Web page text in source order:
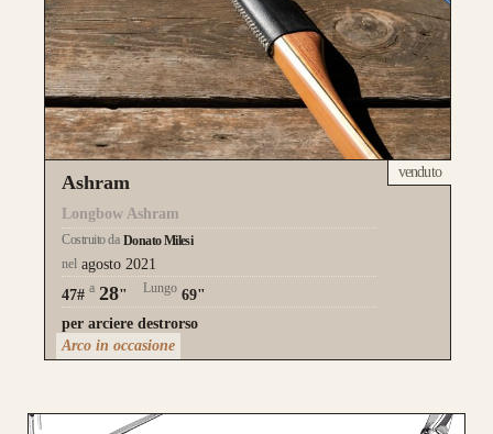
Ashram
Longbow Ashram
Costruito da Donato Milesi
nel agosto 2021
47# a 28" Lungo 69"
per arciere destrorso
venduto
Arco in occasione